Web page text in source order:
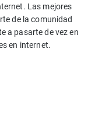
Las mejores
de la comunidad
a pasarte de vez en
en internet.